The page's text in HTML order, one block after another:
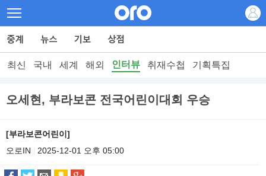
최신 국내 세계 해외 인터뷰 취재수첩 기획특집
오세현, 부라보콘 전국어린이대회 우승
[부라보콘어린이]
오로IN
2025-12-01 오후 05:00